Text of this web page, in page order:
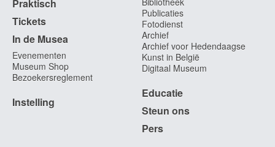
Praktisch
Tickets
In de Musea
Evenementen
Museum Shop
Bezoekersreglement
Instelling
Publicaties
Fotodienst
Archief
Archief voor Hedendaagse
Kunst in België
Digitaal Museum
Educatie
Steun ons
Pers